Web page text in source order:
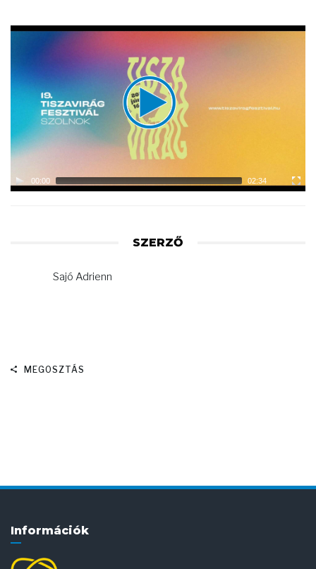
Video
00:00 02:34
SZERZŐ
Sajó Adrienn
MEGOSZTÁS
Információk